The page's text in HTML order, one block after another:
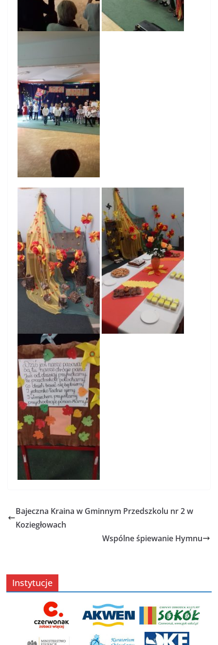
Bajeczna Kraina w Gminnym Przedszkolu nr 2 w
Koziegłowach
Wspólne śpiewanie Hymnu
Instytucje